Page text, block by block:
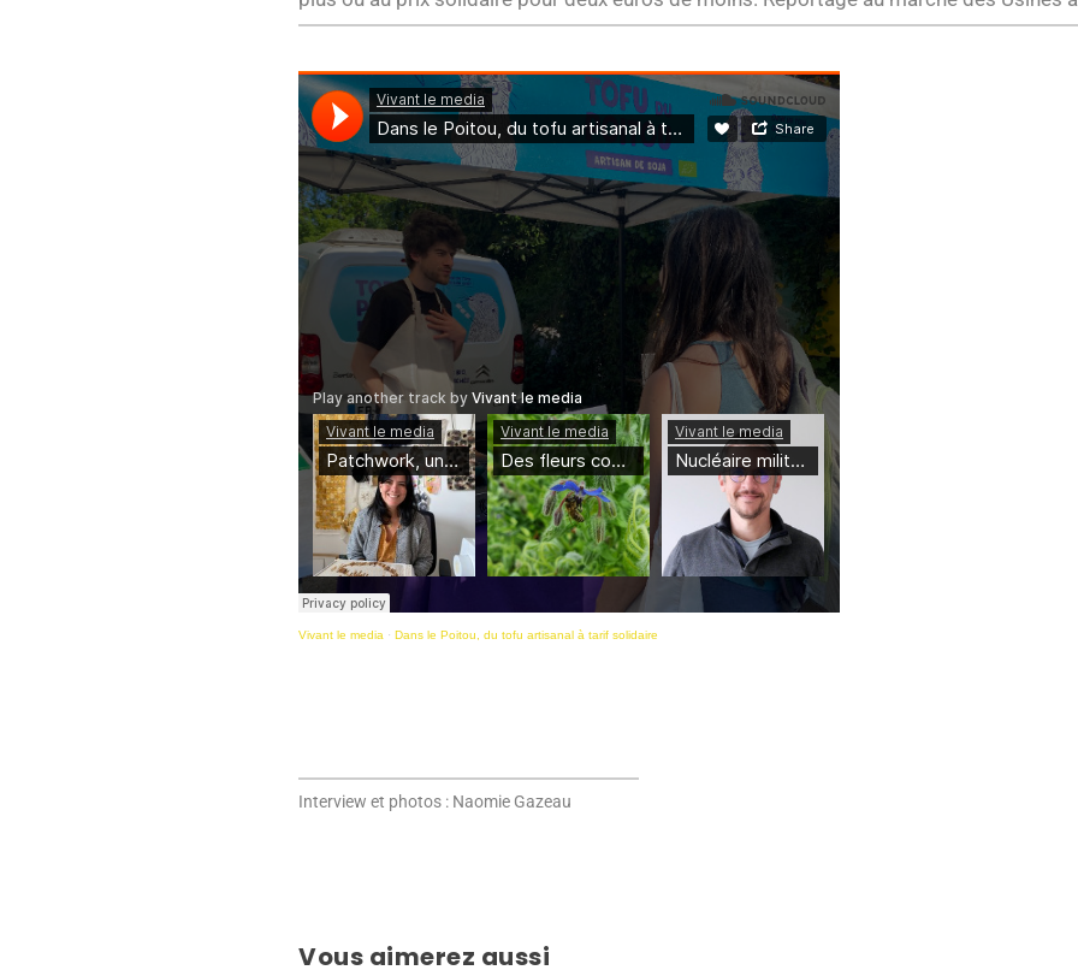
Vivant le media · Dans le Poitou, du tofu artisanal à tarif solidaire
Interview et photos : Naomie Gazeau
Vous aimerez aussi